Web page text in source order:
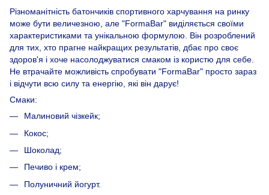
Різноманітність батончиків спортивного харчування на ринку
може бути величезною, але "FormaBar" виділяється своїми
характеристиками та унікальною формулою. Він розроблений
для тих, хто прагне найкращих результатів, дбає про своє
здоров'я і хоче насолоджуватися смаком із користю для себе.
Не втрачайте можливість спробувати "FormaBar" просто зараз
і відчути всю силу та енергію, які він дарує!
Смаки:
Малиновий чізкейк;
Кокос;
Шоколад;
Печиво і крем;
Полуничний йогурт.